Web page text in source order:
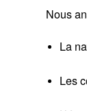
Nous
La
Les